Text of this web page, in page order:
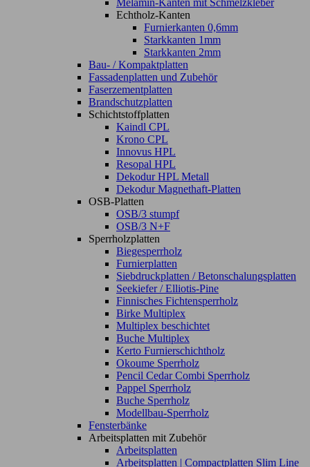
Melamin-Kanten mit Schmelzkleber
Echtholz-Kanten
Furnierkanten 0,6mm
Starkkanten 1mm
Starkkanten 2mm
Bau- / Kompaktplatten
Fassadenplatten und Zubehör
Faserzementplatten
Brandschutzplatten
Schichtstoffplatten
Kaindl CPL
Krono CPL
Innovus HPL
Resopal HPL
Dekodur HPL Metall
Dekodur Magnethaft-Platten
OSB-Platten
OSB/3 stumpf
OSB/3 N+F
Sperrholzplatten
Biegesperrholz
Furnierplatten
Siebdruckplatten / Betonschalungsplatten
Seekiefer / Elliotis-Pine
Finnisches Fichtensperrholz
Birke Multiplex
Multiplex beschichtet
Buche Multiplex
Kerto Furnierschichtholz
Okoume Sperrholz
Pencil Cedar Combi Sperrholz
Pappel Sperrholz
Buche Sperrholz
Modellbau-Sperrholz
Fensterbänke
Arbeitsplatten mit Zubehör
Arbeitsplatten
Arbeitsplatten | Compactplatten Slim Line